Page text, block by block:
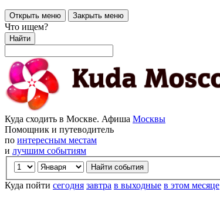
Открыть меню Закрыть меню
Что ищем?
Найти
Куда сходить в Москве. Афиша Москвы
Помощник и путеводитель
по интересным местам
и лучшим событиям
Куда пойти сегодня завтра в выходные в этом месяце